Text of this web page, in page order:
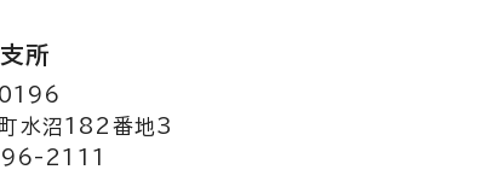
所
水沼182番地3
96-2111